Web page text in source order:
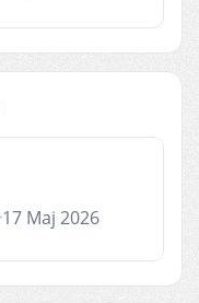
17 Maj 2026